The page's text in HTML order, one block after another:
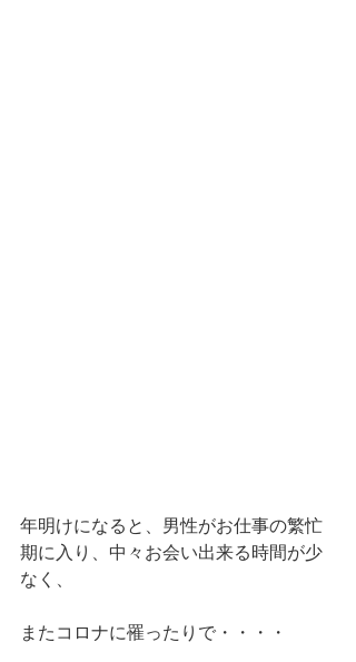
年明けになると、男性がお仕事の繁忙
期に入り、中々お会い出来る時間が少
なく、
またコロナに罹ったりで・・・・